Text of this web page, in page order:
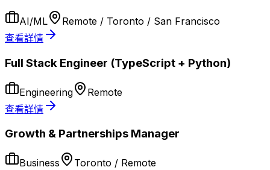
AI/ML
Remote / Toronto / San Francisco
查看詳情
Full Stack Engineer (TypeScript + Python)
Engineering
Remote
查看詳情
Growth & Partnerships Manager
Business
Toronto / Remote